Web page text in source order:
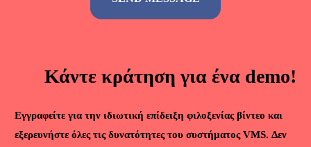
Κάντε κράτηση για ένα demo!
Εγγραφείτε για την ιδιωτική επίδειξη φιλοξενίας βίντεο και
εξερευνήστε όλες τις δυνατότητες του συστήματος VMS. Δεν